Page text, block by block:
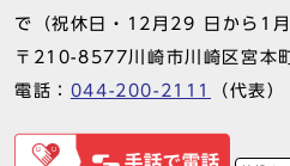
で（祝休日・12月29 日から1月
〒210-8577川崎市川崎区宮本
電話： 044-200-2111 （代表）